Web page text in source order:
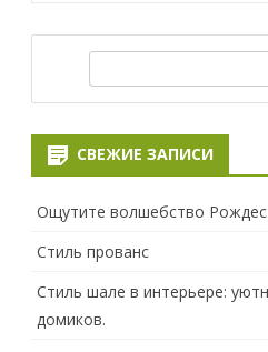
СВЕЖИЕ ЗАПИСИ
Ощутите волшебство
Стиль прованс
Стиль шале в интерьере:
домиков.